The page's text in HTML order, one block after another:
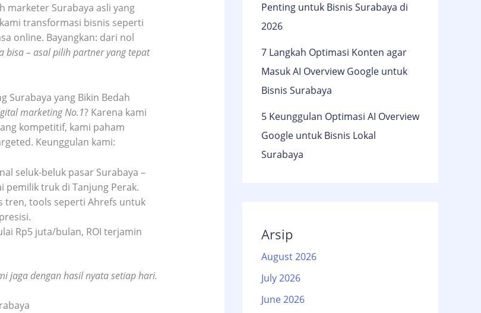
marketer Surabaya asli yang
transformasi bisnis seperti
online. Bayangkan: dari nol
bisa – asal pilih partner yang tepat
Surabaya yang Bikin Bedah
marketing No.1? Karena kami
kompetitif, kami paham
Keunggulan kami:
seluk-beluk pasar Surabaya –
pemilik truk di Tanjung Perak.
tren, tools seperti Ahrefs untuk
Rp5 juta/bulan, ROI terjamin
jaga dengan hasil nyata setiap hari.
Penting untuk Bisnis Surabaya di
2026
7 Langkah Optimasi Konten agar
Masuk AI Overview Google untuk
Bisnis Surabaya
5 Keunggulan Optimasi AI Overview
Google untuk Bisnis Lokal
Surabaya
Arsip
August 2026
July 2026
June 2026